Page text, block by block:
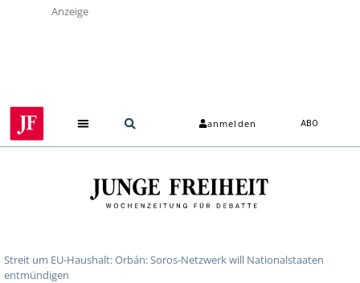
Anzeige
anmelden ABO
Streit um EU-Haushalt: Orbán: Soros-Netzwerk will Nationalstaaten
entmündigen